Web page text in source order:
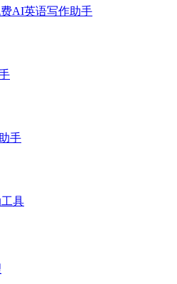
AI英语写作助手
手
具